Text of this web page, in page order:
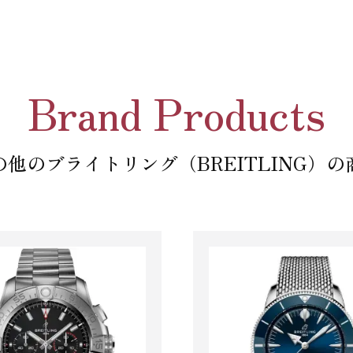
Brand Products
他のブライトリング（BREITLING）の